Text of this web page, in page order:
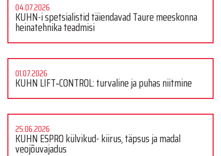
04.07.2026
KUHN-i spetsialistid täiendavad Taure meeskonna
heinatehnika teadmisi
01.07.2026
KUHN LIFT‑CONTROL: turvaline ja puhas niitmine
25.06.2026
KUHN ESPRO külvikud- kiirus, täpsus ja madal
veojõuvajadus